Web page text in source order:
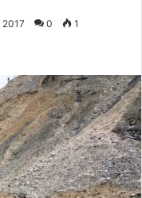
2017 0 1